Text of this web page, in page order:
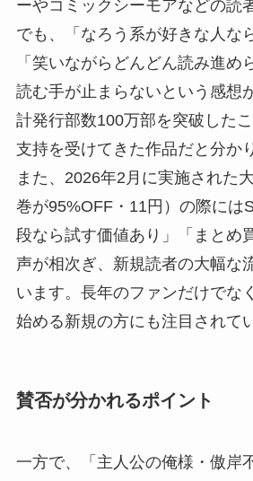
ーやコミックシーモアなどの読
でも、「なろう系が好きな人な
「笑いながらどんどん読み進め
読む手が止まらないという感想
計発行部数100万部を突破した
支持を受けてきた作品だと分か
また、2026年2月に実施された
巻が95%OFF・11円）の際には
段なら試す価値あり」「まとめ
声が相次ぎ、新規読者の大幅な
います。長年のファンだけでな
始める新規の方にも注目されて
賛否が分かれるポイント
一方で、「主人公の俺様・傲岸